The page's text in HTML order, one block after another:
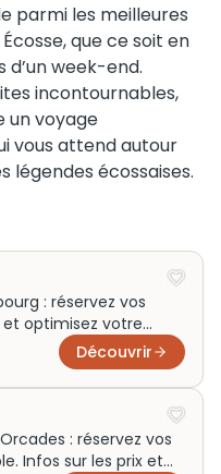
parmi les meilleures
que ce soit en
week-end.
incontournables,
un voyage
vous attend autour
légendes écossaises.
: réservez vos
optimisez votre
Découvrir
: réservez vos
Infos sur les prix et